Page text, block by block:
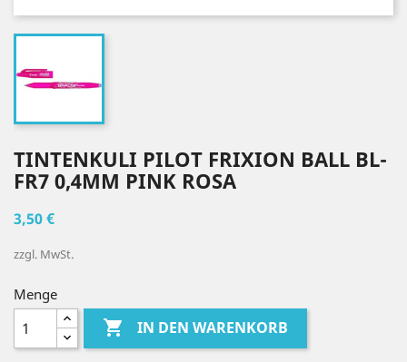
TINTENKULI PILOT FRIXION BALL BL-
FR7 0,4MM PINK ROSA
3,50 €
zzgl. MwSt.
Menge
 IN DEN WARENKORB